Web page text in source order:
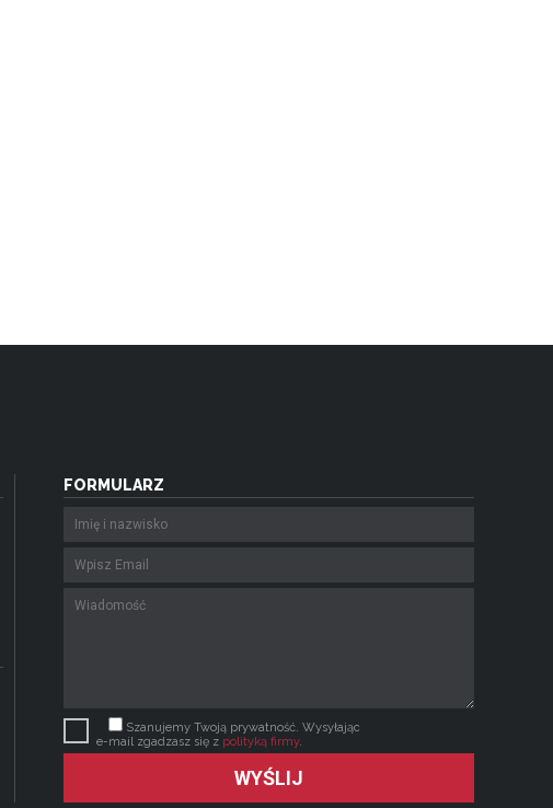
FORMULARZ
Szanujemy Twoją prywatność. Wysyłając
e-mail zgadzasz się z polityką firmy.